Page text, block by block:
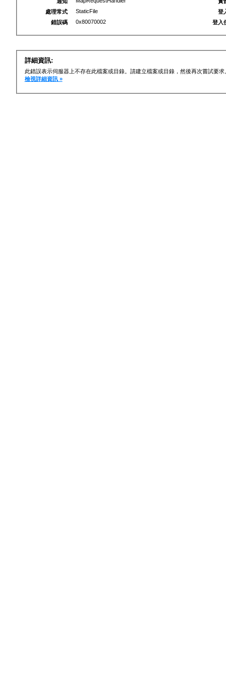
處理常式
StaticFile
錯誤碼
0x80070002
登
登入
詳細資訊:
此錯誤表示伺服器上不存在此檔案或目錄。請建立檔案或目錄，然後再次嘗試要求
檢視詳細資訊 »